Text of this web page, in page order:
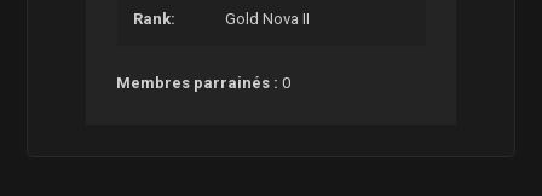
Rank: Gold Nova II
Membres parrainés :0